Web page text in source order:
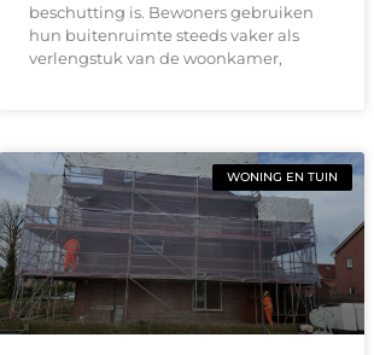
beschutting is. Bewoners gebruiken
hun buitenruimte steeds vaker als
verlengstuk van de woonkamer,
WONING EN TUIN